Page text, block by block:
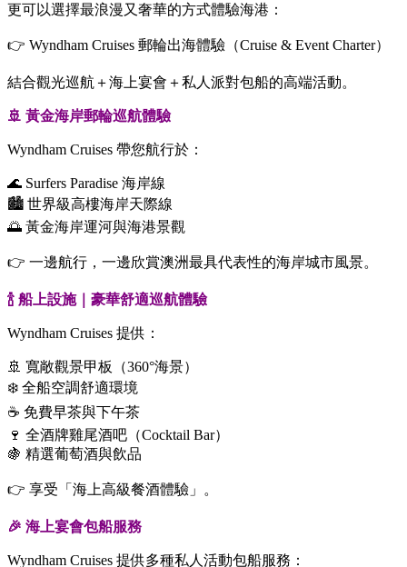
更可以選擇最浪漫又奢華的方式體驗海港：
👉 Wyndham Cruises 郵輪出海體驗（Cruise & Event Charter）
結合觀光巡航＋海上宴會＋私人派對包船的高端活動。
🚢 黃金海岸郵輪巡航體驗
Wyndham Cruises 帶您航行於：
🌊 Surfers Paradise 海岸線
🏙️ 世界級高樓海岸天際線
🌅 黃金海岸運河與海港景觀
👉 一邊航行，一邊欣賞澳洲最具代表性的海岸城市風景。
🍾 船上設施｜豪華舒適巡航體驗
Wyndham Cruises 提供：
🚢 寬敞觀景甲板（360°海景）
❄️ 全船空調舒適環境
☕ 免費早茶與下午茶
🍷 全酒牌雞尾酒吧（Cocktail Bar）
🍇 精選葡萄酒與飲品
👉 享受「海上高級餐酒體驗」。
🎉 海上宴會包船服務
Wyndham Cruises 提供多種私人活動包船服務：